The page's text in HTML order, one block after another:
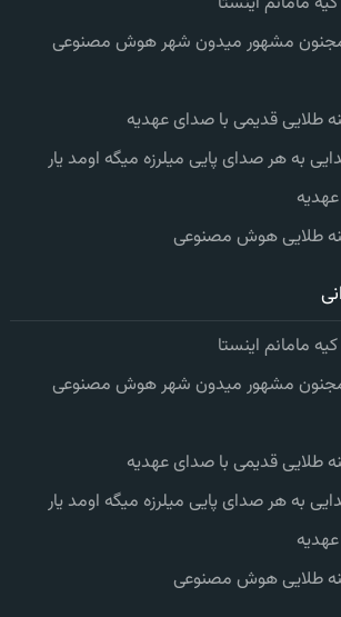
مشهور میدون شهر هوش مصنوعی
طلایی قدیمی با صدای عهدیه
به هر صدای پایی میلرزه میگه اومد یار
طلایی هوش مصنوعی
مامانم اینستا
مشهور میدون شهر هوش مصنوعی
طلایی قدیمی با صدای عهدیه
به هر صدای پایی میلرزه میگه اومد یار
طلایی هوش مصنوعی